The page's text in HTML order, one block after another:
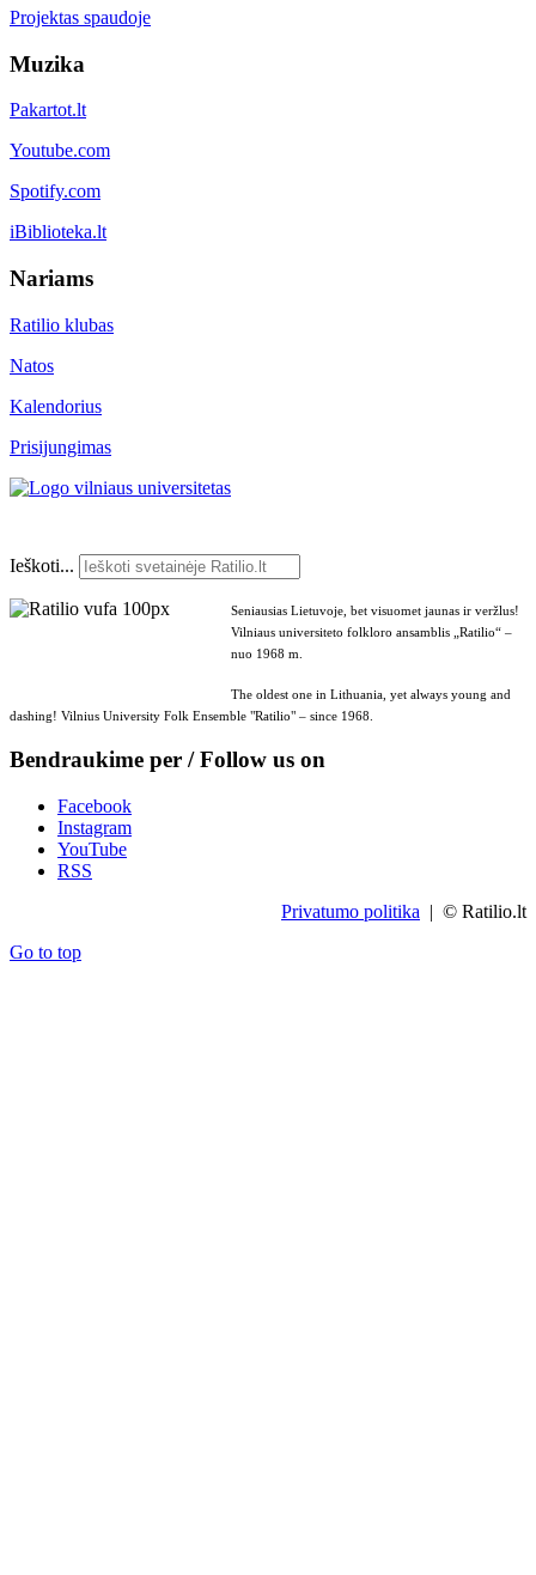
Projektas spaudoje
Muzika
Pakartot.lt
Youtube.com
Spotify.com
iBiblioteka.lt
Nariams
Ratilio klubas
Natos
Kalendorius
Prisijungimas
Ieškoti...
Seniausias Lietuvoje, bet visuomet jaunas ir veržlus!
Vilniaus universiteto folkloro ansamblis „Ratilio“ –
nuo 1968 m.
The oldest one in Lithuania, yet always young and
dashing! Vilnius University Folk Ensemble "Ratilio" – since 1968.
Bendraukime per / Follow us on
Facebook
Instagram
YouTube
RSS
Privatumo politika | © Ratilio.lt
Go to top